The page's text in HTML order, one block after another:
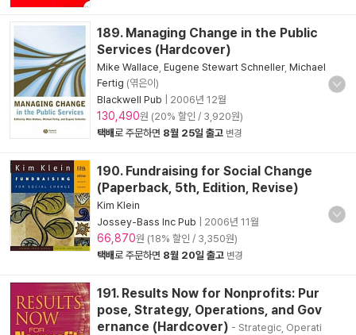
189. Managing Change in the Public
Services (Hardcover)
Mike Wallace Eugene Stewart Schneller, Michael
Fertig (엮은이)
Blackwell Pub
2006년 12월
130,490원 (20% 할인 / 3,920원)
택배로 주문하면 8월 25일 출고 변경
190. Fundraising for Social Change
(Paperback, 5th, Edition, Revise)
Kim Klein
Jossey-Bass Inc Pub
2006년 11월
66,870원 (18% 할인 / 3,350원)
택배로 주문하면 8월 20일 출고 변경
191. Results Now for Nonprofits: Pur
pose, Strategy, Operations, and Gov
ernance (Hardcover) - Strategic, Operati